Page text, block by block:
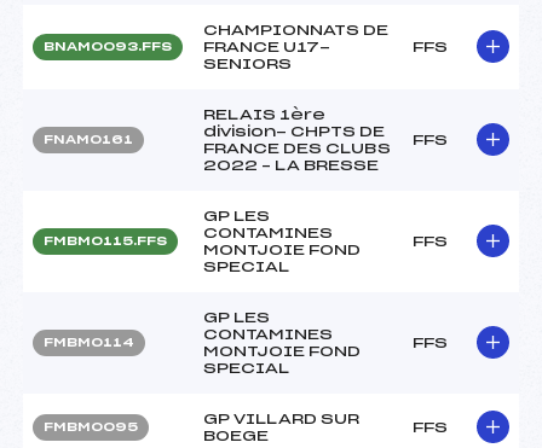
BNAM0093.FFS
CHAMPIONNATS DE
FRANCE U17-
SENIORS
FFS
FNAM0161
RELAIS 1ère
division- CHPTS DE
FRANCE DES CLUBS
2022 – LA BRESSE
FFS
FMBM0115.FFS
GP LES
CONTAMINES
MONTJOIE FOND
SPECIAL
FFS
FMBM0114
GP LES
CONTAMINES
MONTJOIE FOND
SPECIAL
FFS
FMBM0095
GP VILLARD SUR
BOEGE
FFS